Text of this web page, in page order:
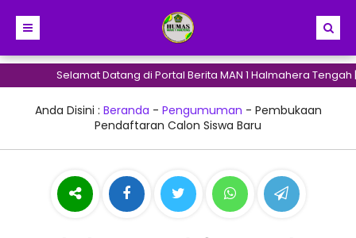
Selamat Datang di Portal Berita MAN 1 Halmahera Tengah
Anda Disini : Beranda - Pengumuman - Pembukaan
Pendaftaran Calon Siswa Baru